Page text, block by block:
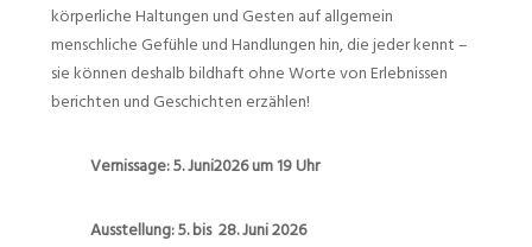
körperliche Haltungen und Gesten auf allgemein
menschliche Gefühle und Handlungen hin, die jeder kennt –
sie können deshalb bildhaft ohne Worte von Erlebnissen
berichten und Geschichten erzählen!
Vernissage: 5. Juni2026 um 19 Uhr
Ausstellung: 5. bis 28. Juni 2026